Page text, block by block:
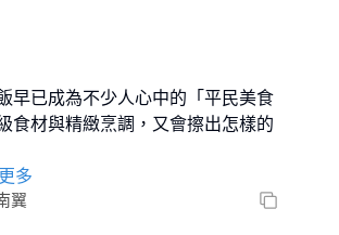
早已成為不少人心中的「平民美食
食材與精緻烹調，又會擦出怎樣的
更多
翼